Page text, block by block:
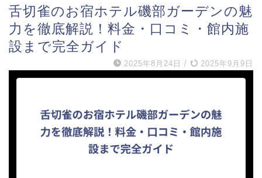
舌切雀のお宿ホテル磯部ガーデンの魅
力を徹底解説！料金・口コミ・館内施
設まで完全ガイド
2025年8月24日 / 2025年9月9日